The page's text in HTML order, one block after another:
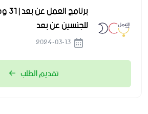
للجنسين عن بعد
تقديم الطلب